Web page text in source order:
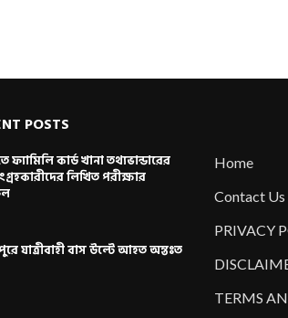
POSTS
ফ্যামিলি কার্ড খানা তথ্যভান্ডারের
লিখিত পরীক্ষার
যাত্রীবাহী বাস উল্টে আহত অন্তঃত
Home
Contact Us
PRIVACY
TERMS